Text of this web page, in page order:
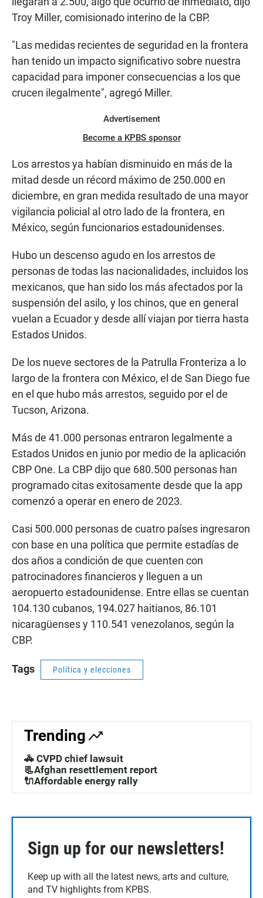
Troy Miller, comisionado interino de la CBP.
"Las medidas recientes de seguridad en la frontera
han tenido un impacto significativo sobre nuestra
capacidad para imponer consecuencias a los que
crucen ilegalmente", agregó Miller.
Advertisement
Become a KPBS sponsor
Los arrestos ya habían disminuido en más de la
mitad desde un récord máximo de 250.000 en
diciembre, en gran medida resultado de una mayor
vigilancia policial al otro lado de la frontera, en
México, según funcionarios estadounidenses.
Hubo un descenso agudo en los arrestos de
personas de todas las nacionalidades, incluidos los
mexicanos, que han sido los más afectados por la
suspensión del asilo, y los chinos, que en general
vuelan a Ecuador y desde allí viajan por tierra hasta
Estados Unidos.
De los nueve sectores de la Patrulla Fronteriza a lo
largo de la frontera con México, el de San Diego fue
en el que hubo más arrestos, seguido por el de
Tucson, Arizona.
Más de 41.000 personas entraron legalmente a
Estados Unidos en junio por medio de la aplicación
CBP One. La CBP dijo que 680.500 personas han
programado citas exitosamente desde que la app
comenzó a operar en enero de 2023.
Casi 500.000 personas de cuatro países ingresaron
con base en una política que permite estadías de
dos años a condición de que cuenten con
patrocinadores financieros y lleguen a un
aeropuerto estadounidense. Entre ellas se cuentan
104.130 cubanos, 194.027 haitianos, 86.101
nicaragüenses y 110.541 venezolanos, según la
CBP.
Tags Política y elecciones
Trending
🚓 CVPD chief lawsuit
📃Afghan resettlement report
🔌Affordable energy rally
Sign up for our newsletters!
Keep up with all the latest news, arts and culture,
and TV highlights from KPBS.